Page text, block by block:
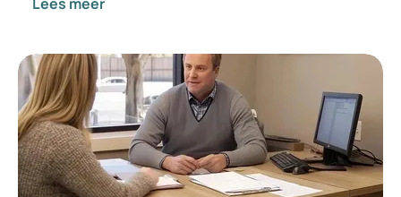
dat ze er zelf voor kiezen om alle ongezonde
overgewicht of obesitas is het zeker niet zo
eenvoudig als dat deze reacties laten lijken. Er is
sprake van overgewicht bij een BMI hoger dan 25
en van obesitas bij een BMI hoger dan 30.
Doorzettingsvermogen is belangrijk, maar niet
altijd genoeg voor blijvend gewichtsverlies. In dit
artikel bespreken we waarom een goed plan net zo